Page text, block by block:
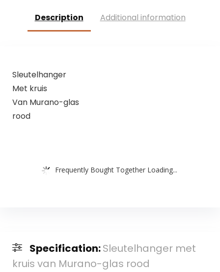
Description Additional information
Sleutelhanger
Met kruis
Van Murano-glas
rood
Frequently Bought Together Loading...
Specification:Sleutelhanger met
kruis van Murano-glas rood